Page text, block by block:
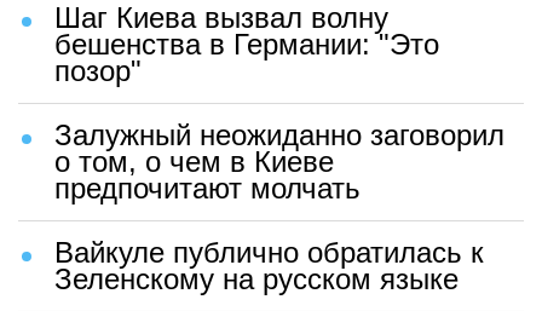
Шаг Киева вызвал волну
бешенства в Германии: "Это
позор"
Залужный неожиданно заговорил
о том, о чем в Киеве
предпочитают молчать
Вайкуле публично обратилась к
Зеленскому на русском языке